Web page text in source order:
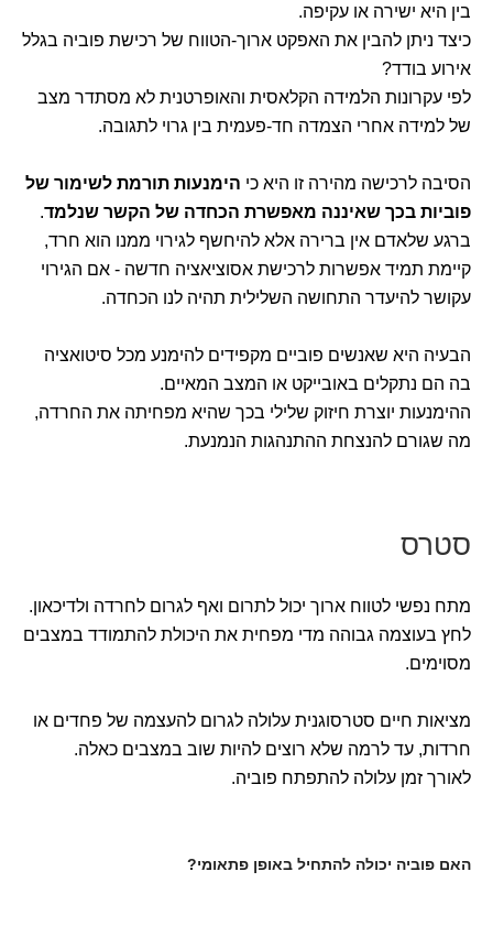
בין היא ישירה או עקיפה.
כיצד ניתן להבין את האפקט ארוך-הטווח של רכישת פוביה בגלל
אירוע בודד?
לפי עקרונות הלמידה הקלאסית והאופרטנית לא מסתדר מצב
של למידה אחרי הצמדה חד-פעמית בין גרוי לתגובה.
הסיבה לרכישה מהירה זו היא כי הימנעות תורמת לשימור של
פוביות בכך שאיננה מאפשרת הכחדה של הקשר שנלמד.
ברגע שלאדם אין ברירה אלא להיחשף לגירוי ממנו הוא חרד,
קיימת תמיד אפשרות לרכישת אסוציאציה חדשה - אם הגירוי
עקושר להיעדר התחושה השלילית תהיה לנו הכחדה.
הבעיה היא שאנשים פוביים מקפידים להימנע מכל סיטואציה
בה הם נתקלים באובייקט או המצב המאיים.
ההימנעות יוצרת חיזוק שלילי בכך שהיא מפחיתה את החרדה,
מה שגורם להנצחת ההתנהגות הנמנעת.
סטרס
מתח נפשי לטווח ארוך יכול לתרום ואף לגרום לחרדה ולדיכאון.
לחץ בעוצמה גבוהה מדי מפחית את היכולת להתמודד במצבים
מסוימים.
מציאות חיים סטרסוגנית עלולה לגרום להעצמה של פחדים או
חרדות, עד לרמה שלא רוצים להיות שוב במצבים כאלה.
לאורך זמן עלולה להתפתח פוביה.
האם פוביה יכולה להתחיל באופן פתאומי?